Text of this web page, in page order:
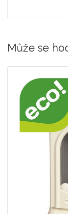
Může se